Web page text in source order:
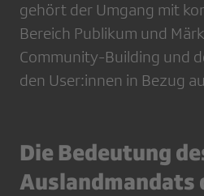
gehört der Umgang mit
Bereich Publikum und
Community-Building und
den User:innen in Bezug
Die Bedeutung
Auslandmandats